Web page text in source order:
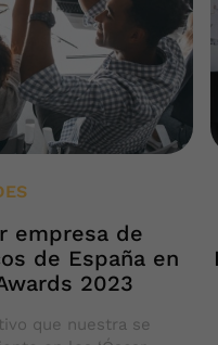
empresa de
de España en
2023
que nuestra se